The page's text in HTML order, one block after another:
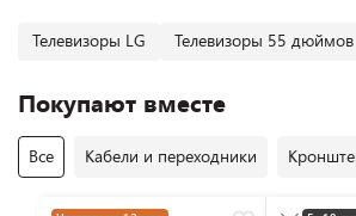
Телевизоры LG Телевизоры 55 дюймов
Покупают вместе
Все Кабели и переходники